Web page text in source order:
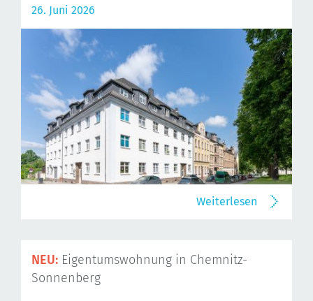
26. Juni 2026
Weiterlesen
NEU: Eigentumswohnung in Chemnitz-
Sonnenberg